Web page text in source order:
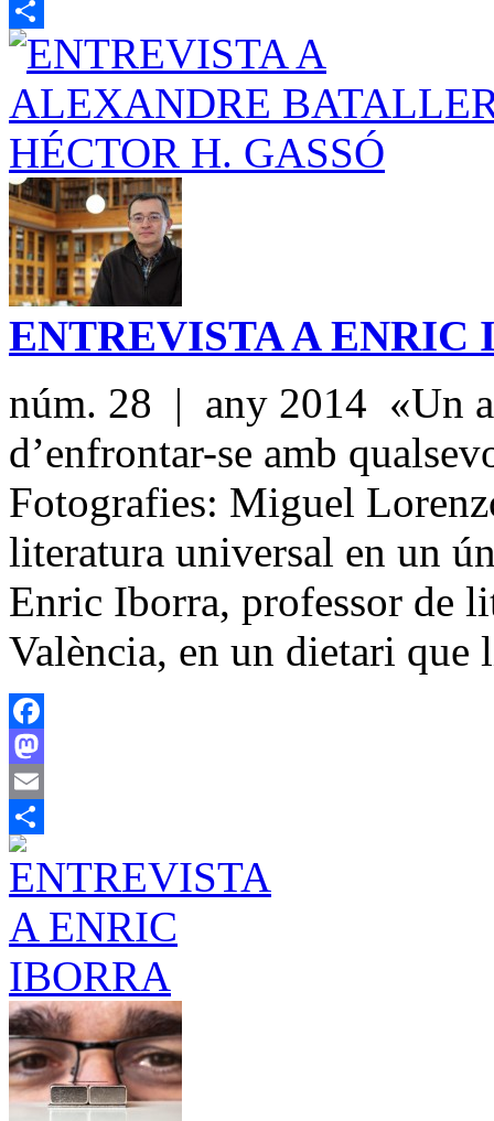
Email
Share
ENTREVISTA A ENRIC
núm. 28 | any 2014 «Un
d’enfrontar-se amb
Fotografies: Miguel
literatura universal en un
Enric Iborra, professor de
València, en un dietari
Facebook
Mastodon
Email
Share